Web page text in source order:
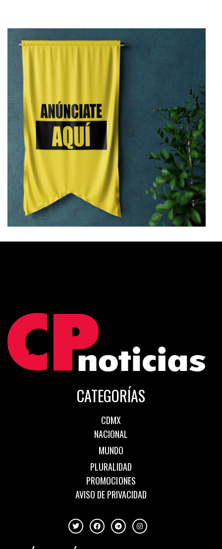
CATEGORÍAS
CDMX
NACIONAL
MUNDO
PLURALIDAD
PROMOCIONES
AVISO DE PRIVACIDAD